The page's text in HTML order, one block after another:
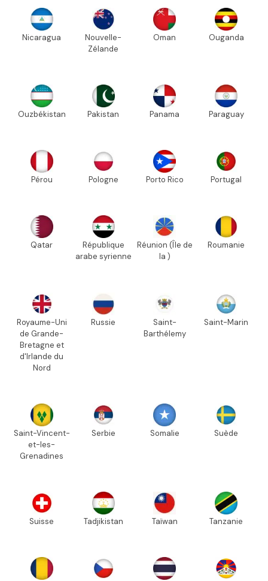
Nicaragua
Nouvelle-
Zélande
Oman Ouganda
Ouzbékistan Pakistan Panama Paraguay
Pérou Pologne Porto Rico Portugal
Qatar
République
arabe syrienne
Réunion (Île de
la )
Roumanie
Royaume-Uni
de Grande-
Bretagne et
d'Irlande du
Nord
Russie
Saint-
Barthélemy
Saint-Marin
Saint-Vincent-
et-les-
Grenadines
Serbie Somalie Suède
Suisse Tadjikistan Taïwan Tanzanie